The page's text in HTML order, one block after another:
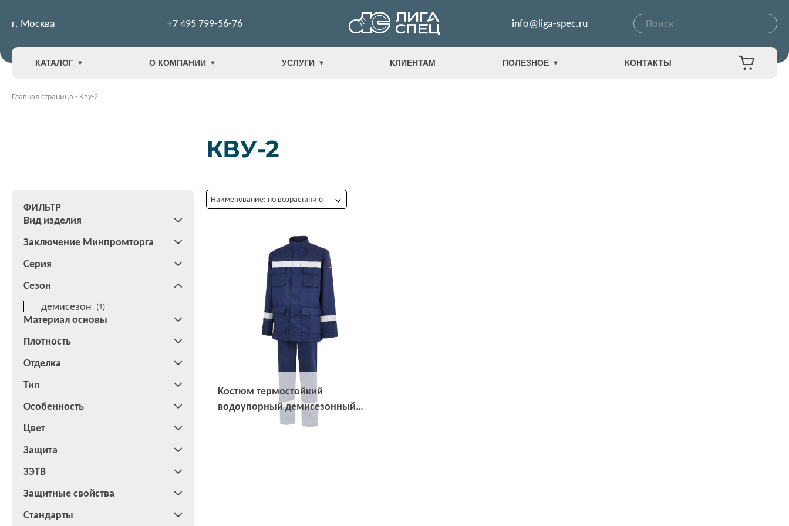
г. Москва +7 495 799-56-76 info@liga-spec.ru
КАТАЛОГ О КОМПАНИИ УСЛУГИ КЛИЕНТАМ ПОЛЕЗНОЕ КОНТАКТЫ
Главная страница - Кву-2
КВУ-2
ФИЛЬТР
Вид изделия
Заключение Минпромторга
Серия
Сезон
демисезон (1)
Материал основы
Плотность
Отделка
Тип
Особенность
Цвет
Защита
ЗЭТВ
Защитные свойства
Стандарты
Наименование: по возрастанию
Костюм термостойкий
водоупорный демисезонный
Открыть